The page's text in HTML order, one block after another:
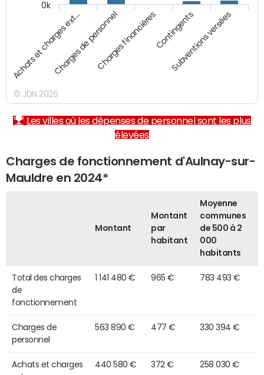
Achats et charges ext…Charges de personnelCharges financièresContingents
Subventions versées
0k
© JDN 2026
Les villes où les dépenses de personnel sont les plus
élevées
Charges de fonctionnement d'Aulnay-sur-
Mauldre en 2024*
Montant
Montant
par
habitant
Moyenne
communes
de 500 à 2
000
habitants
Total des charges
de
fonctionnement
1 141 480 € 965 € 783 493 €
Charges de
personnel
563 890 € 477 € 330 394 €
Achats et charges
440 580 € 372 € 258 030 €